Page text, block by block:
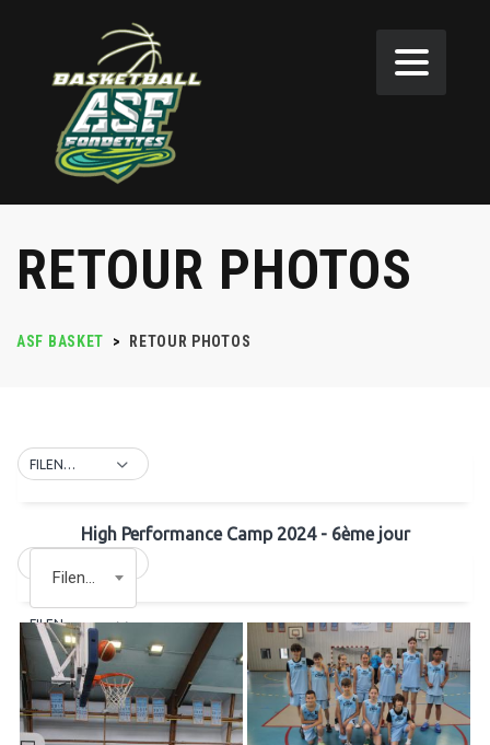
RETOUR PHOTOS
ASF BASKET > RETOUR PHOTOS
FILENAME
High Performance Camp 2024 - 6ème jour
Filename
FILENAME